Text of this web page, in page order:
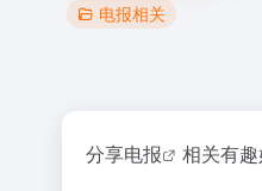
电报相关
分享电报 相关有